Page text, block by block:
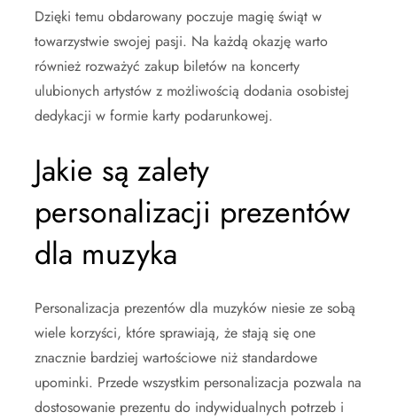
Dzięki temu obdarowany poczuje magię świąt w
towarzystwie swojej pasji. Na każdą okazję warto
również rozważyć zakup biletów na koncerty
ulubionych artystów z możliwością dodania osobistej
dedykacji w formie karty podarunkowej.
Jakie są zalety
personalizacji prezentów
dla muzyka
Personalizacja prezentów dla muzyków niesie ze sobą
wiele korzyści, które sprawiają, że stają się one
znacznie bardziej wartościowe niż standardowe
upominki. Przede wszystkim personalizacja pozwala na
dostosowanie prezentu do indywidualnych potrzeb i